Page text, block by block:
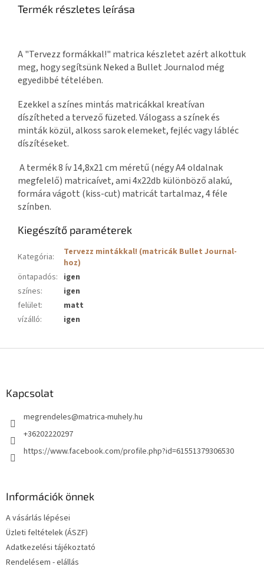
Termék részletes leírása
A "Tervezz formákkal!" matrica készletet azért alkottuk
meg, hogy segítsünk Neked a Bullet Journalod még
egyedibbé tételében.
Ezekkel a színes mintás matricákkal kreatívan
díszítheted a tervező füzeted. Válogass a színek és
minták közül, alkoss sarok elemeket, fejléc vagy lábléc
díszítéseket.
A termék 8 ív 14,8x21 cm méretű (négy A4 oldalnak
megfelelő) matricaívet, ami 4x22db különböző alakú,
formára vágott (kiss-cut) matricát tartalmaz, 4 féle
színben.
Kiegészítő paraméterek
Kategória:
Tervezz mintákkal! (matricák Bullet Journal-
hoz)
öntapadós: igen
színes:
igen
felület:
matt
vízálló: igen
Kapcsolat
megrendeles@matrica-muhely.hu
+36202220297
https://www.facebook.com/profile.php?id=61551379306530
Információk önnek
A vásárlás lépései
Üzleti feltételek (ÁSZF)
Adatkezelési tájékoztató
Rendelésem - elállás